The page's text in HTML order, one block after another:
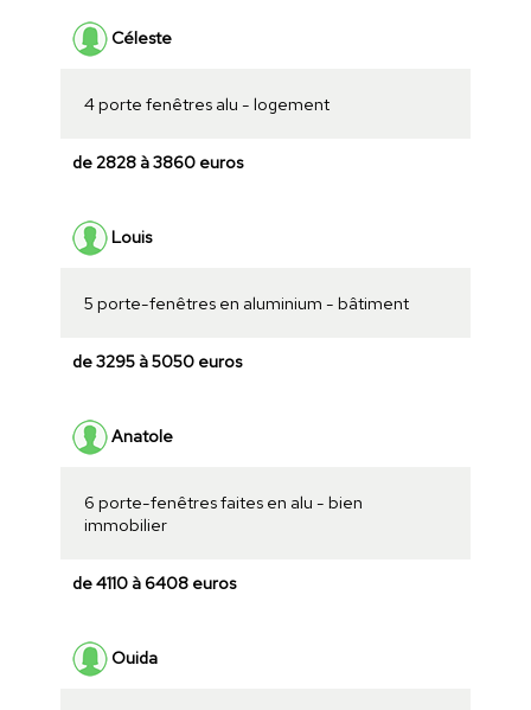
Céleste
4 porte fenêtres alu - logement
de 2828 à 3860 euros
Louis
5 porte-fenêtres en aluminium - bâtiment
de 3295 à 5050 euros
Anatole
6 porte-fenêtres faites en alu - bien
immobilier
de 4110 à 6408 euros
Ouida